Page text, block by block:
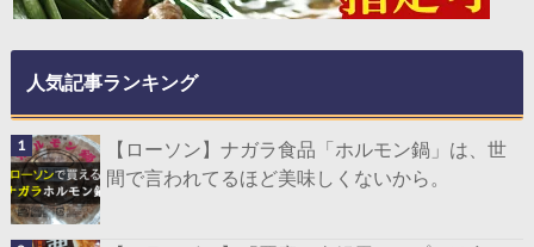
人気記事ランキング
【ローソン】ナガラ食品「ホルモン鍋」は、世
間で言われてるほど美味しくないから。